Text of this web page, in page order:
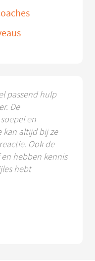
passend hulp
De
en
kan altijd bij ze
Ook de
hebben kennis
hebt